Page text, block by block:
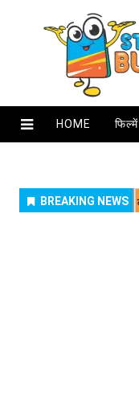
HOME फिल्में